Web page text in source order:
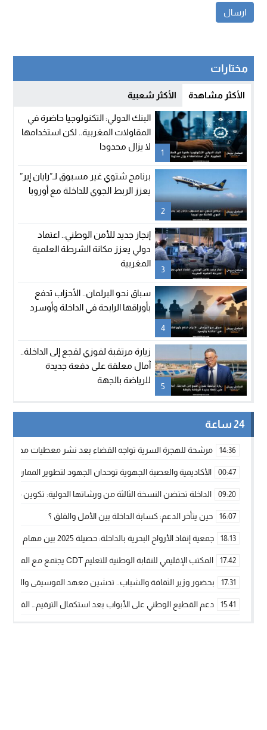
مختارات
الأكثر مشاهدة الأكثر شعبية
1
البنك الدولي: التكنولوجيا حاضرة في
المقاولات المغربية.. لكن استخدامها
لا يزال محدودا
2
برنامج شتوي غير مسبوق لـ”رايان إير”
يعزز الربط الجوي للداخلة مع أوروبا
3
إنجاز جديد للأمن الوطني.. اعتماد
دولي يعزز مكانة الشرطة العلمية
المغربية
4
سباق نحو البرلمان.. الأحزاب تدفع
بأوراقها الرابحة في الداخلة وأوسرد
5
زيارة مرتقبة لفوزي لقجع إلى الداخلة..
آمال معلقة على دفعة جديدة
للرياضة بالجهة
24 ساعة
14:36 مرشحة للهجرة السرية تواجه القضاء بعد نشر معطيات مضللة
00:47 الأكاديمية والعصبة الجهوية توحدان الجهود لتطوير الممارسة
09:20 الداخلة تحتضن النسخة الثالثة من ورشاتها الدولية: تكوين
16:07 حين يتأخر الدعم: كسابة الداخلة بين الأمل والقلق ؟
18:13 جمعية إنقاذ الأرواح البحرية بالداخلة: حصيلة 2025 بين مهام الإنقاذ ومشروع “دار البحار”
17:42 المكتب الإقليمي للنقابة الوطنية للتعليم CDT يجتمع مع المدير الإقليمي لمناقشة ملفات جوهرية لنساء ورجال التعليم
17:31 بحضور وزير الثقافة والشباب.. تدشين معهد الموسيقى والفنون
15:41 دعم القطيع الوطني على الأبواب بعد استكمال الترقيم…